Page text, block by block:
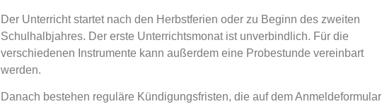
Der Unterricht startet nach den Herbstferien oder zu Beginn des zweiten
Schulhalbjahres. Der erste Unterrichtsmonat ist unverbindlich. Für die
verschiedenen Instrumente kann außerdem eine Probestunde vereinbart
werden.
Danach bestehen reguläre Kündigungsfristen, die auf dem Anmeldeformular